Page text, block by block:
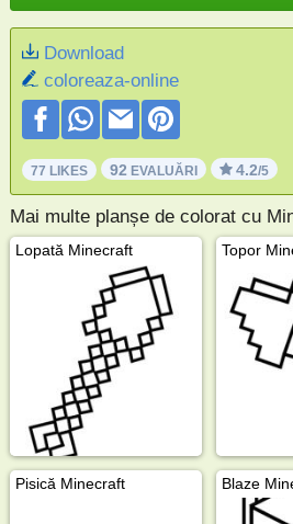
Download
coloreaza-online
77 LIKES 92 EVALUĂRI 4.2/5
Mai multe planșe de colorat cu
Lopată Minecraft Topor
Pisică Minecraft Blaze